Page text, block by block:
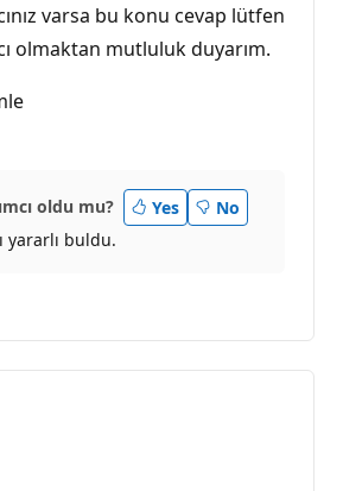
varsa bu konu cevap lütfen
olmaktan mutluluk duyarım.
oldu mu? Yes
No
yararlı buldu.